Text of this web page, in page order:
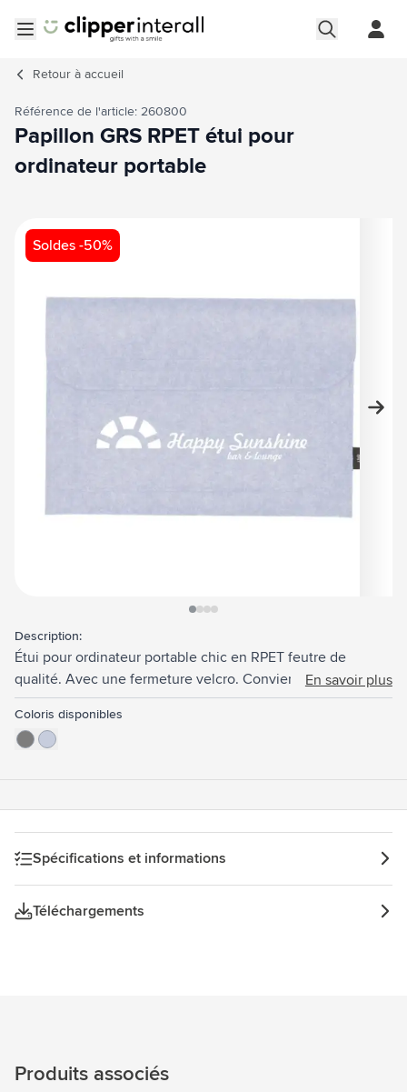
Retour à accueil
Soldes -50%
Image principale
Cliquez pour voir l'image en plein écran
Référence de l'article: 260800
Papillon GRS RPET étui pour
ordinateur portable
Description:
Étui pour ordinateur portable chic en RPET feutre de
qualité. Avec une fermeture velcro. Convient pour les
tablettes, ordinateurs portables et MacBooks jusqu'à 15
pouces. Certifiée-GRS. Matière recyclée totale : 95%.
En savoir plus
Coloris disponibles
Spécifications et informations
Téléchargements
Produits associés